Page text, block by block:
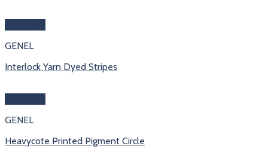
GENEL
Interlock Yarn Dyed Stripes
GENEL
Heavycote Printed Pigment Circle